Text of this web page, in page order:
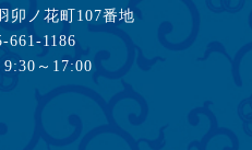
卯ノ花町107番地
661-1186
～17:00